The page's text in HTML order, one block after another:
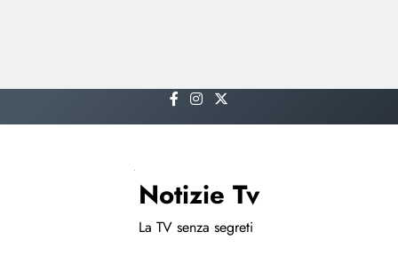
to
Notizie Tv
La TV senza segreti